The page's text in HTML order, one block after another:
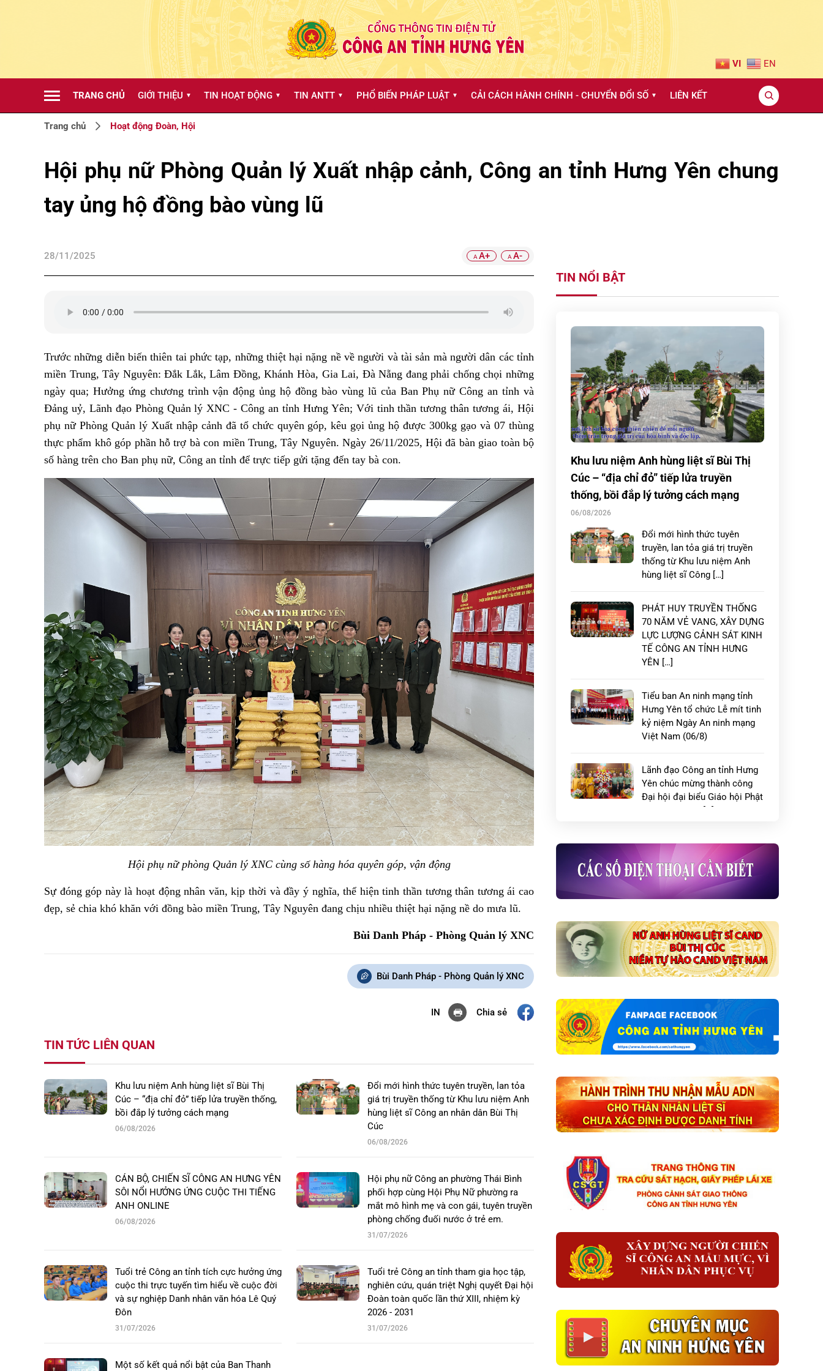
VI EN
TRANG CHỦ GIỚI THIỆU ▼ TIN HOẠT ĐỘNG ▼ TIN ANTT ▼ PHỔ BIẾN PHÁP LUẬT ▼ CẢI CÁCH HÀNH CHÍNH - CHUYỂN ĐỔI SỐ ▼ LIÊN KẾT
Trang chủ Hoạt động Đoàn, Hội
Hội phụ nữ Phòng Quản lý Xuất nhập cảnh, Công an tỉnh Hưng Yên chung
tay ủng hộ đồng bào vùng lũ
28/11/2025 A A+ A A-
Trước những diễn biến thiên tai phức tạp, những thiệt hại nặng nề về người và tài sản mà người dân các tỉnh
miền Trung, Tây Nguyên: Đắk Lắk, Lâm Đồng, Khánh Hòa, Gia Lai, Đà Nẵng đang phải chống chọi những
ngày qua; Hưởng ứng chương trình vận động ủng hộ đồng bào vùng lũ của Ban Phụ nữ Công an tỉnh và
Đảng uỷ, Lãnh đạo Phòng Quản lý XNC - Công an tỉnh Hưng Yên; Với tinh thần tương thân tương ái, Hội
phụ nữ Phòng Quản lý Xuất nhập cảnh đã tổ chức quyên góp, kêu gọi ủng hộ được 300kg gạo và 07 thùng
thực phẩm khô góp phần hỗ trợ bà con miền Trung, Tây Nguyên. Ngày 26/11/2025, Hội đã bàn giao toàn bộ
số hàng trên cho Ban phụ nữ, Công an tỉnh để trực tiếp gửi tặng đến tay bà con.
Hội phụ nữ phòng Quản lý XNC cùng số hàng hóa quyên góp, vận động
Sự đóng góp này là hoạt động nhân văn, kịp thời và đầy ý nghĩa, thể hiện tinh thần tương thân tương ái cao
đẹp, sẻ chia khó khăn với đồng bào miền Trung, Tây Nguyên đang chịu nhiều thiệt hại nặng nề do mưa lũ.
Bùi Danh Pháp - Phòng Quản lý XNC
Bùi Danh Pháp - Phòng Quản lý XNC
IN Chia sẻ
TIN TỨC LIÊN QUAN
Khu lưu niệm Anh hùng liệt sĩ Bùi Thị
Cúc – “địa chỉ đỏ” tiếp lửa truyền thống,
bồi đắp lý tưởng cách mạng
06/08/2026
Đổi mới hình thức tuyên truyền, lan tỏa
giá trị truyền thống từ Khu lưu niệm Anh
hùng liệt sĩ Công an nhân dân Bùi Thị
Cúc
06/08/2026
CÁN BỘ, CHIẾN SĨ CÔNG AN HƯNG YÊN
SÔI NỔI HƯỞNG ỨNG CUỘC THI TIẾNG
ANH ONLINE
06/08/2026
Hội phụ nữ Công an phường Thái Bình
phối hợp cùng Hội Phụ Nữ phường ra
mắt mô hình mẹ và con gái, tuyên truyền
phòng chống đuối nước ở trẻ em.
31/07/2026
Tuổi trẻ Công an tỉnh tích cực hưởng ứng
cuộc thi trực tuyến tìm hiểu về cuộc đời
và sự nghiệp Danh nhân văn hóa Lê Quý
Đôn
31/07/2026
Tuổi trẻ Công an tỉnh tham gia học tập,
nghiên cứu, quán triệt Nghị quyết Đại hội
Đoàn toàn quốc lần thứ XIII, nhiệm kỳ
2026 - 2031
31/07/2026
Một số kết quả nổi bật của Ban Thanh
TIN NỔI BẬT
Khu lưu niệm Anh hùng liệt sĩ Bùi Thị
Cúc – “địa chỉ đỏ” tiếp lửa truyền
thống, bồi đắp lý tưởng cách mạng
06/08/2026
Đổi mới hình thức tuyên
truyền, lan tỏa giá trị truyền
thống từ Khu lưu niệm Anh
hùng liệt sĩ Công […]
PHÁT HUY TRUYỀN THỐNG
70 NĂM VẺ VANG, XÂY DỰNG
LỰC LƯỢNG CẢNH SÁT KINH
TẾ CÔNG AN TỈNH HƯNG
YÊN […]
Tiểu ban An ninh mạng tỉnh
Hưng Yên tổ chức Lễ mít tinh
kỷ niệm Ngày An ninh mạng
Việt Nam (06/8)
Lãnh đạo Công an tỉnh Hưng
Yên chúc mừng thành công
Đại hội đại biểu Giáo hội Phật
giáo Việt Nam […]